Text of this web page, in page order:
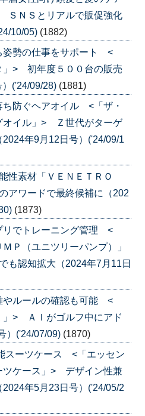
ＳＮＳとリアルで販促強化
10/05) (1882)
姿勢の仕事をサポート <
」> 初年度５００台の販売
('24/09/28) (1881)
防ぐヘアオイル <「ザ・
オイル」> Ｚ世代がターゲ
年9月12日号）('24/09/1
性素材「ＶＥＮＥＴＲＯ
アワードで最終候補に（202
(1873)
リでトレーニング管理 <
Ｐ（ユニツリーパンプ）」
認知拡大（2024年7月11日
やルールの確認も可能 <
」> ＡＩがゴルフ中にアド
）('24/07/09) (1870)
スーツケース <「エッセン
ツケース」> デザイン性兼
年5月23日号）('24/05/2